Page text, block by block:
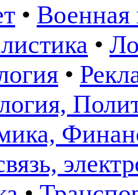
• Военная
•
•